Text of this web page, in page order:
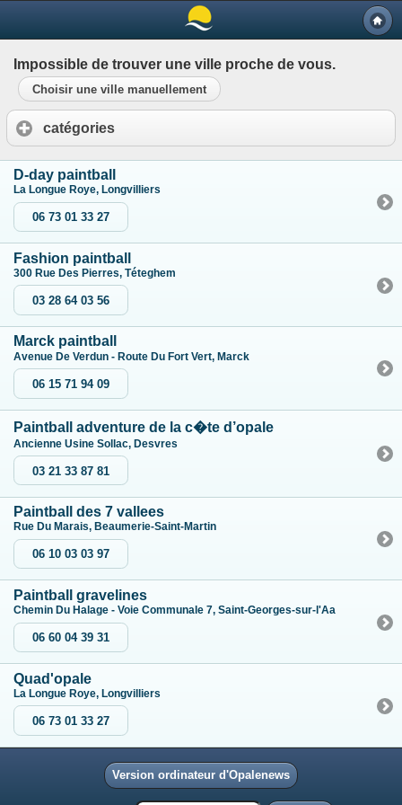
Impossible de trouver une ville proche de vous.
Choisir une ville manuellement
catégories
D-day paintball
La Longue Roye, Longvilliers
06 73 01 33 27
Fashion paintball
300 Rue Des Pierres, Téteghem
03 28 64 03 56
Marck paintball
Avenue De Verdun - Route Du Fort Vert, Marck
06 15 71 94 09
Paintball adventure de la c�te d’opale
Ancienne Usine Sollac, Desvres
03 21 33 87 81
Paintball des 7 vallees
Rue Du Marais, Beaumerie-Saint-Martin
06 10 03 03 97
Paintball gravelines
Chemin Du Halage - Voie Communale 7, Saint-Georges-sur-l'Aa
06 60 04 39 31
Quad'opale
La Longue Roye, Longvilliers
06 73 01 33 27
Version ordinateur d'Opalenews